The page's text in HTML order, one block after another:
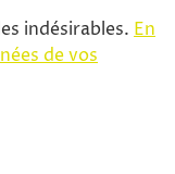
indésirables. En
de vos